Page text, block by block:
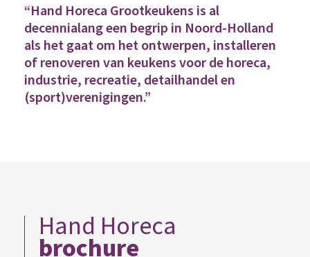
“Hand Horeca Grootkeukens is al
decennialang een begrip in Noord-Holland
als het gaat om het ontwerpen, installeren
of renoveren van keukens voor de horeca,
industrie, recreatie, detailhandel en
(sport)verenigingen.”
Hand Horeca
brochure